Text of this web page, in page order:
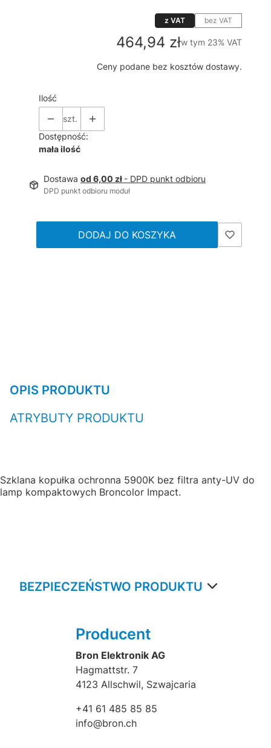
z VAT bez VAT
Cena
464,94 złw tym 23% VAT
w tym 23% VAT
Ceny podane bez kosztów dostawy.
Ilość
szt.
Dostępność:
mała ilość
Dostawa od 6,00 zł - DPD punkt odbioru
DPD punkt odbioru moduł
DODAJ DO KOSZYKA
OPIS PRODUKTU
ATRYBUTY PRODUKTU
Szklana kopułka ochronna 5900K bez filtra anty-UV do
lamp kompaktowych Broncolor Impact.
BEZPIECZEŃSTWO PRODUKTU
Producent
Bron Elektronik AG
Hagmattstr. 7
4123 Allschwil, Szwajcaria
+41 61 485 85 85
info@bron.ch